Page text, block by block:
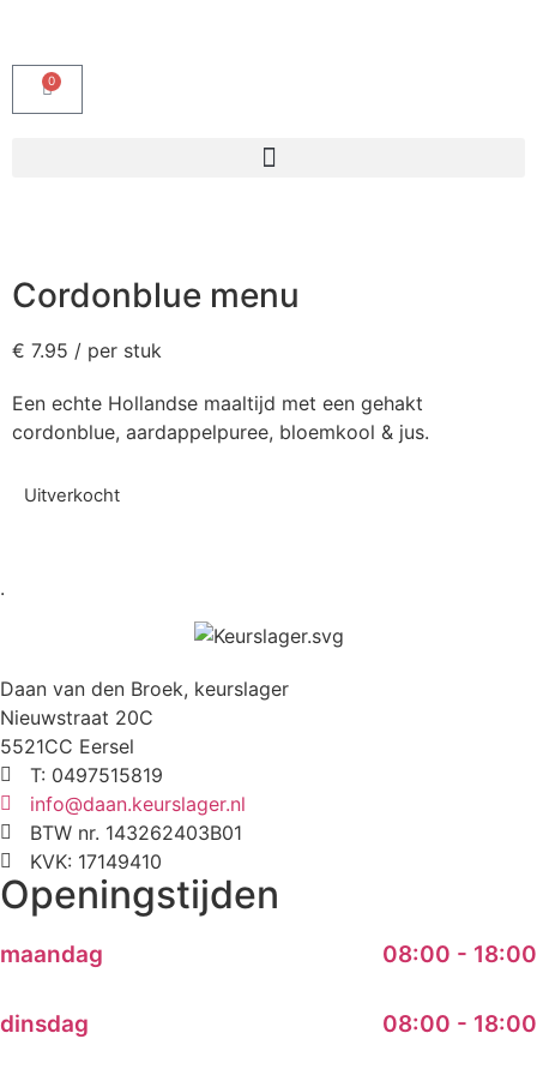
0
Cordonblue menu
€ 7.95 / per stuk
Een echte Hollandse maaltijd met een gehakt
cordonblue, aardappelpuree, bloemkool & jus.
Uitverkocht
.
Daan van den Broek, keurslager
Nieuwstraat 20C
5521CC Eersel
T: 0497515819
info@daan.keurslager.nl
BTW nr. 143262403B01
KVK: 17149410
Openingstijden
maandag 08:00 - 18:00
dinsdag 08:00 - 18:00